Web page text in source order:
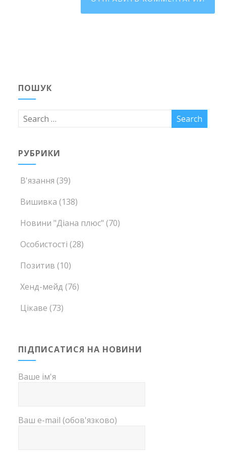
ПОШУК
РУБРИКИ
В'язання (39)
Вишивка (138)
Новини "Діана плюс" (70)
Особистості (28)
Позитив (10)
Хенд-мейд (76)
Цікаве (73)
ПІДПИСАТИСЯ НА НОВИНИ
Ваше ім'я
Ваш e-mail (обов'язково)